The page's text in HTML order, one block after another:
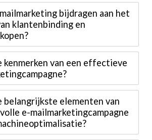
bijdragen aan het
klantenbinding en
kenmerken van een effectieve
belangrijkste elementen van
e-mailmarketingcampagne